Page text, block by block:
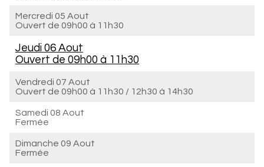
Mercredi 05 Aout
Ouvert de 09h00 à 11h30
Jeudi 06 Aout
Ouvert de 09h00 à 11h30
Vendredi 07 Aout
Ouvert de 09h00 à 11h30 / 12h30 à 14h30
Samedi 08 Aout
Fermée
Dimanche 09 Aout
Fermée